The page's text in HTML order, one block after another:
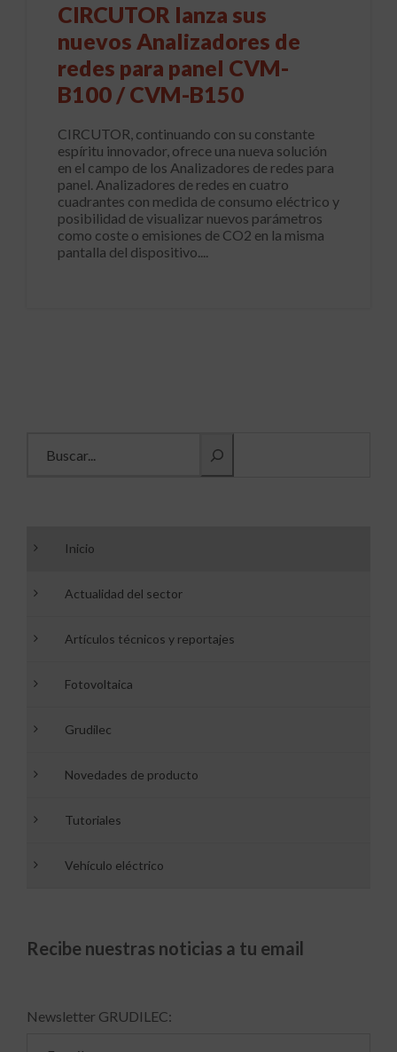
CIRCUTOR lanza sus
nuevos Analizadores de
redes para panel CVM-
B100 / CVM-B150
CIRCUTOR, continuando con su constante
espíritu innovador, ofrece una nueva solución
en el campo de los Analizadores de redes para
panel. Analizadores de redes en cuatro
cuadrantes con medida de consumo eléctrico y
posibilidad de visualizar nuevos parámetros
como coste o emisiones de CO2 en la misma
pantalla del dispositivo....
Inicio
Actualidad del sector
Artículos técnicos y reportajes
Fotovoltaica
Grudilec
Novedades de producto
Tutoriales
Vehículo eléctrico
Recibe nuestras noticias a tu email
Newsletter GRUDILEC: